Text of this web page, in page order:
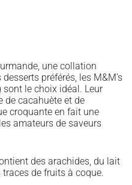
une collation
préférés, les M&M’s
le choix idéal. Leur
de cacahuète et de
croquante en fait une
amateurs de saveurs
des arachides, du lait
de fruits à coque.